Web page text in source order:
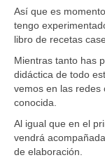
Así que es
tengo
libro de recetas
Mientras tanto has
didáctica de todo
vemos en las redes
conocida.
Al igual que en el
vendrá
de elaboración.